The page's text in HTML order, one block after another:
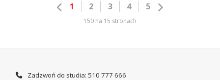
1 2 3 4 5
150 na 15 stronach
Zadzwoń do studia: 510 777 666